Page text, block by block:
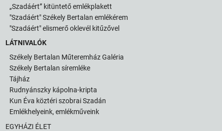
„Szadáért” kitüntető emlékplakett
"Szadáért" Székely Bertalan emlékérem
"Szadáért" elismerő oklevél kitűzővel
LÁTNIVALÓK
Székely Bertalan Műteremház Galéria
Székely Bertalan síremléke
Tájház
Rudnyánszky kápolna-kripta
Kun Éva köztéri szobrai Szadán
Emlékhelyeink, emlékműveink
EGYHÁZI ÉLET